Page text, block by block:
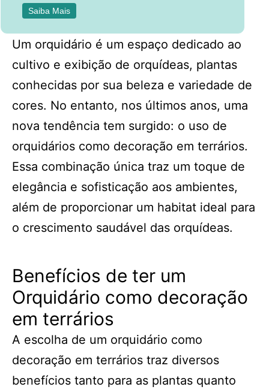
Saiba Mais
Um orquidário é um espaço dedicado ao
cultivo e exibição de orquídeas, plantas
conhecidas por sua beleza e variedade de
cores. No entanto, nos últimos anos, uma
nova tendência tem surgido: o uso de
orquidários como decoração em terrários.
Essa combinação única traz um toque de
elegância e sofisticação aos ambientes,
além de proporcionar um habitat ideal para
o crescimento saudável das orquídeas.
Benefícios de ter um
Orquidário como decoração
em terrários
A escolha de um orquidário como
decoração em terrários traz diversos
benefícios tanto para as plantas quanto